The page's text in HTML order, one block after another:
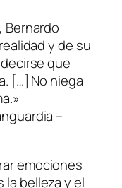
Bernardo
y de su
que
[…] No niega
–
emociones
la belleza y el